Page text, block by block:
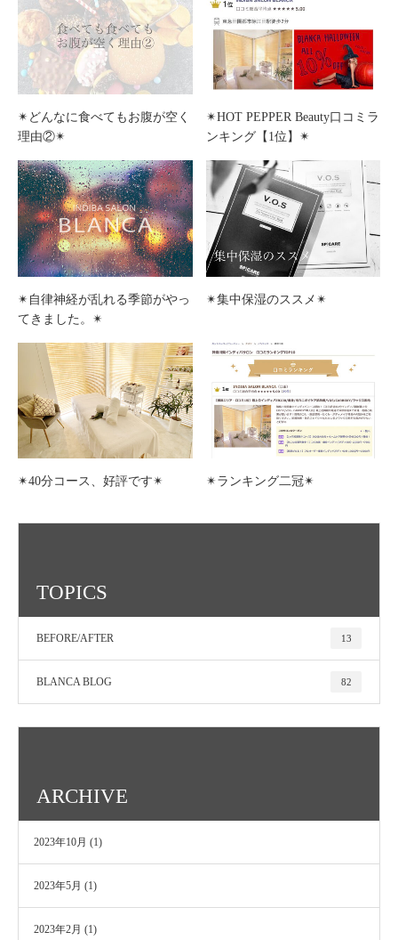
✴︎どんなに食べてもお腹が空く
理由②✴︎
✴︎HOT PEPPER Beauty口コミラ
ンキング【1位】✴︎
✴︎自律神経が乱れる季節がやっ
てきました。✴︎
✴︎集中保湿のススメ✴︎
✴︎40分コース、好評です✴︎ ✴︎ランキング二冠✴︎
TOPICS
BEFORE/AFTER 13
BLANCA BLOG 82
ARCHIVE
2023年10月 (1)
2023年5月 (1)
2023年2月 (1)